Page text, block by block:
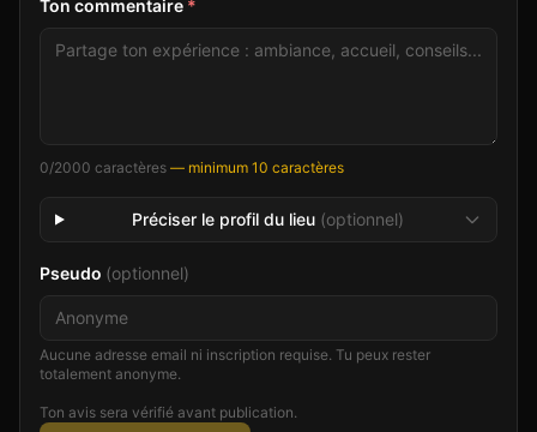
Ton commentaire *
0/2000 caractères — minimum 10 caractères
Préciser le profil du lieu (optionnel)
Pseudo (optionnel)
Aucune adresse email ni inscription requise. Tu peux rester
totalement anonyme.
Ton avis sera vérifié avant publication.